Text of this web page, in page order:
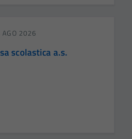
2026
scolastica a.s.